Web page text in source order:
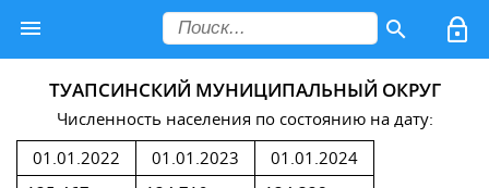
ТУАПСИНСКИЙ МУНИЦИПАЛЬНЫЙ ОКРУГ
Численность населения по состоянию на дату:
01.01.2022
01.01.2023
01.01.2024